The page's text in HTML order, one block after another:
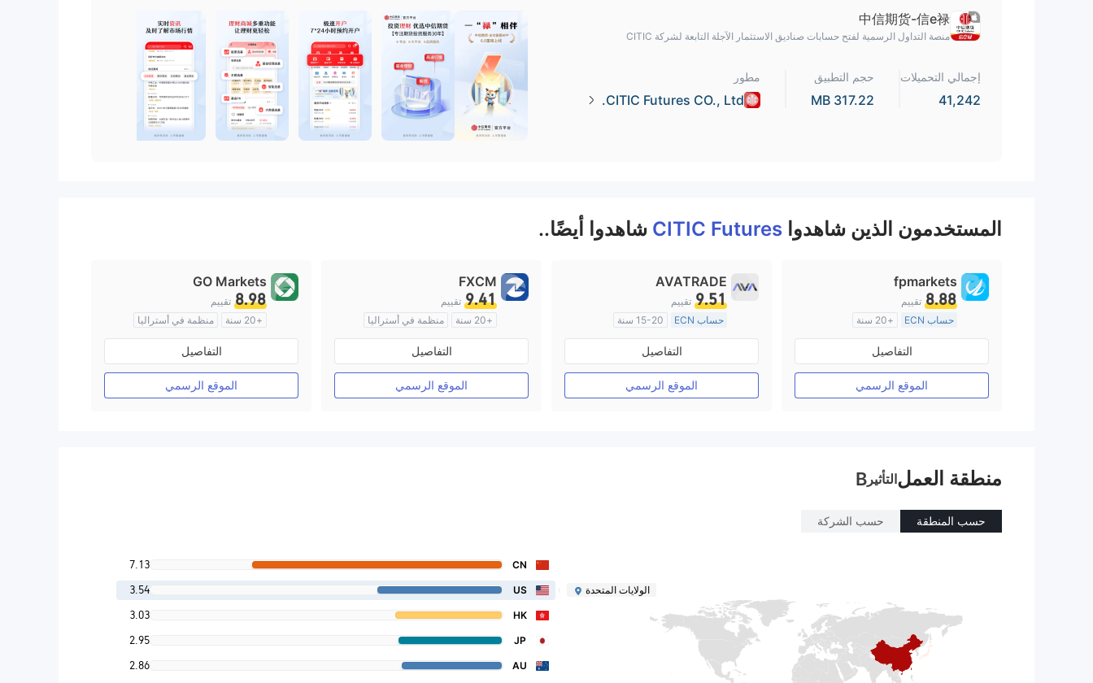
中信期货-信e禄
منصة التداول الرسمية لفتح حسابات صناديق الاستثمار الآجلة التابعة لشركة CITIC
إجمالي التحميلات
41,242
حجم التطبيق
317.22 MB
مطور
CITIC Futures CO., Ltd.
المستخدمون الذين شاهدوا CITIC Futures شاهدوا أيضًا..
fpmarkets
8.88 تقييم
حساب ECN
+20 سنة
منظمة في أستراليا
صناعة السوق (MM)
رخصة كاملة ميتاتريدر ٤
التفاصيل
الموقع الرسمي
AVATRADE
9.51 تقييم
حساب ECN
15-20 سنة
منظمة في أستراليا
صناعة السوق (MM)
رخصة كاملة ميتاتريدر ٤
التفاصيل
الموقع الرسمي
FXCM
9.41 تقييم
+20 سنة
منظمة في أستراليا
صناعة السوق (MM)
رخصة كاملة ميتاتريدر ٤
التفاصيل
الموقع الرسمي
GO Markets
8.98 تقييم
+20 سنة
منظمة في أستراليا
صناعة السوق (MM)
cTrader
التفاصيل
الموقع الرسمي
منطقة العملالتأثير B
حسب المنطقة حسب الشركة
CN
7.13
الولايات المتحدة US
3.54
HK
3.03
JP
2.95
AU
2.86